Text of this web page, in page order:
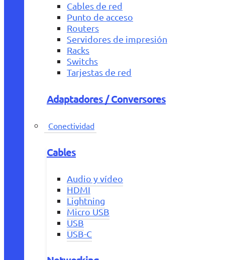
Cables de red
Punto de acceso
Routers
Servidores de impresión
Racks
Switchs
Tarjestas de red
Adaptadores / Conversores
Conectividad
Cables
Audio y vídeo
HDMI
Lightning
Micro USB
USB
USB-C